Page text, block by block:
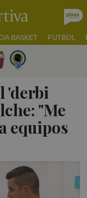
BASKET FUTBOL
'derbi
"Me
equipos